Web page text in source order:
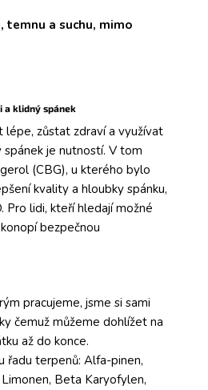
temnu a suchu, mimo
a klidný spánek
lépe, zůstat zdraví a využívat
je nutností. V tom
(CBG), u kterého bylo
kvality a hloubky spánku,
Pro lidi, kteří hledají možné
bezpečnou
pracujeme, jsme si sami
čemuž můžeme dohlížet na
až do konce.
řadu terpenů: Alfa-pinen,
Beta Karyofylen,